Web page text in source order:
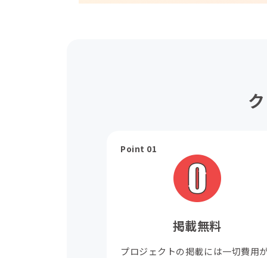
Point 01
掲載無料
プロジェクトの掲載には一切費用